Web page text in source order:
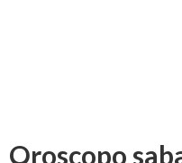
Oroscopo